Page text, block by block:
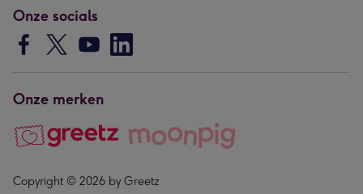
Onze socials
Onze merken
Copyright © 2026 by Greetz